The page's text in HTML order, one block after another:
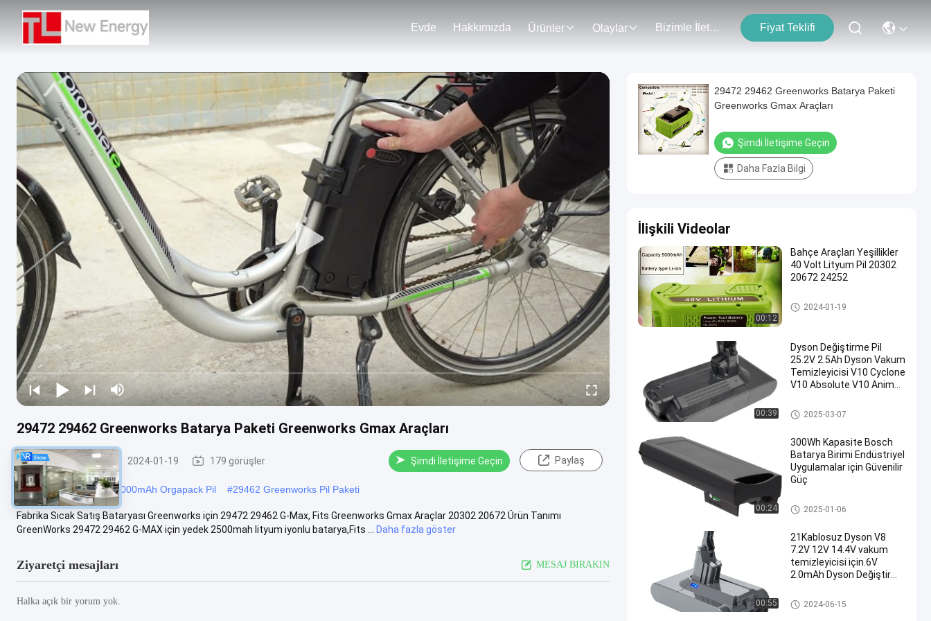
Evde Hakkımızda Ürünler Olaylar Bizimle İletişim Fiyat Teklifi
29472 29462 Greenworks Batarya Paketi Greenworks Gmax Araçları
OEM Lityum Pil 2024-01-19 179 görüşler Şimdi İletişime Geçin Paylaş
#12V Orgapack Pil #3000mAh Orgapack Pil #29462 Greenworks Pil Paketi
Fabrika Sıcak Satış Bataryası Greenworks için 29472 29462 G-Max, Fits Greenworks Gmax Araçlar 20302 20672 Ürün Tanımı
GreenWorks 29472 29462 G-MAX için yedek 2500mah lityum iyonlu batarya,Fits ...
Daha fazla göster
Ziyaretçi mesajları MESAJ BIRAKIN
Halka açık bir yorum yok.
29472 29462 Greenworks Batarya Paketi
Greenworks Gmax Araçları
Şimdi İletişime Geçin
Daha Fazla Bilgi
İlişkili Videolar
00:12
Bahçe Araçları Yeşillikler
40 Volt Lityum Pil 20302
20672 24252
Bahçe Araçları Pil
2024-01-19
00:39
Dyson Değiştirme Pil
25.2V 2.5Ah Dyson Vakum
Temizleyicisi V10 Cyclone
V10 Absolute V10 Animal
Dyson Değiştirme Pil
2025-03-07
00:24
300Wh Kapasite Bosch
Batarya Birimi Endüstriyel
Uygulamalar için Güvenilir
Güç
Bosch Powerpack 300 Pil
2025-01-06
00:55
21Kablosuz Dyson V8
7.2V 12V 14.4V vakum
temizleyicisi için.6V
2.0mAh Dyson Değiştirme
Dyson Değiştirme Pil
2024-06-15